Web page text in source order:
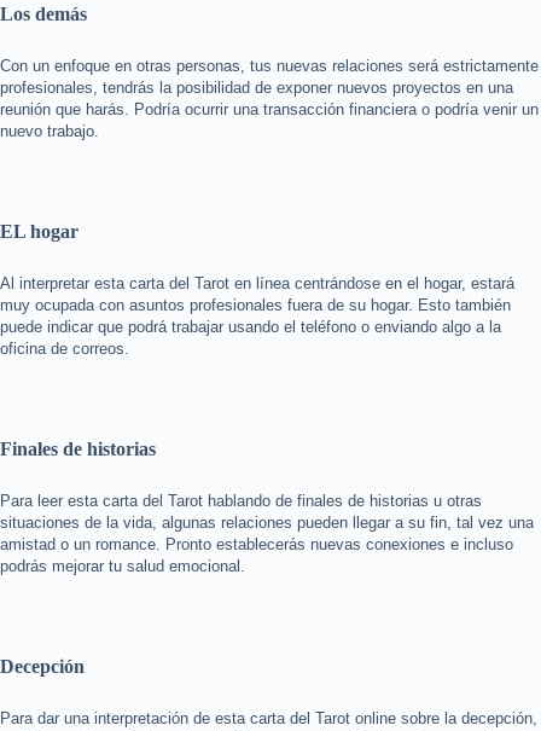
Los demás
Con un enfoque en otras personas, tus nuevas relaciones será estrictamente
profesionales, tendrás la posibilidad de exponer nuevos proyectos en una
reunión que harás. Podría ocurrir una transacción financiera o podría venir un
nuevo trabajo.
EL hogar
Al interpretar esta carta del Tarot en línea centrándose en el hogar, estará
muy ocupada con asuntos profesionales fuera de su hogar. Esto también
puede indicar que podrá trabajar usando el teléfono o enviando algo a la
oficina de correos.
Finales de historias
Para leer esta carta del Tarot hablando de finales de historias u otras
situaciones de la vida, algunas relaciones pueden llegar a su fin, tal vez una
amistad o un romance. Pronto establecerás nuevas conexiones e incluso
podrás mejorar tu salud emocional.
Decepción
Para dar una interpretación de esta carta del Tarot online sobre la decepción,